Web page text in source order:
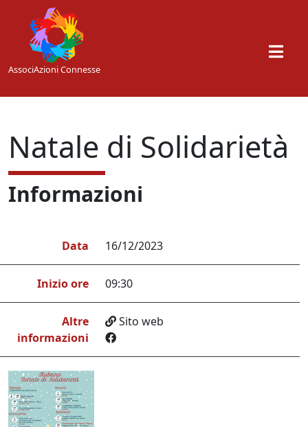
Skip to main content
AssociAzioni Connesse
Natale di Solidarietà
Informazioni
Data 16/12/2023
Inizio ore 09:30
Altre
informazioni
Sito web